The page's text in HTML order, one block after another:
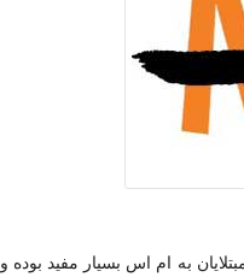
به ام اس بسيار مفيد بوده و